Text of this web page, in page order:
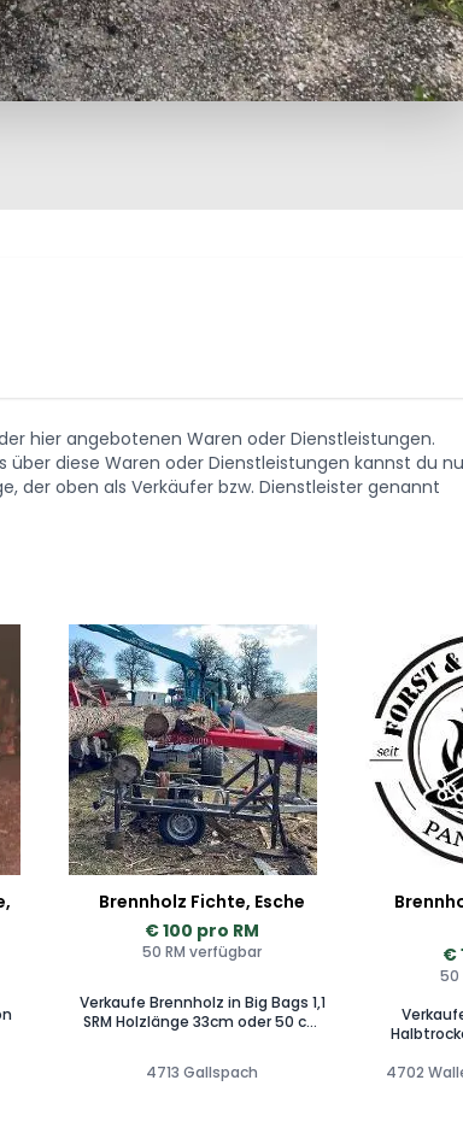
hier angebotenen Waren oder Dienstleistungen.
diese Waren oder Dienstleistungen kannst du
der oben als Verkäufer bzw. Dienstleister genannt
Brennholz Fichte, Esche
€ 100 pro RM
50 RM verfügbar
Verkaufe Brennholz in Big Bags 1,1
SRM Holzlänge 33cm oder 50 cm
4713 Gallspach
€
50
4702